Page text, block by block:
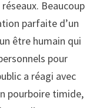
Beaucoup
parfaite d’un
être humain qui
pour
a réagi avec
pourboire timide,